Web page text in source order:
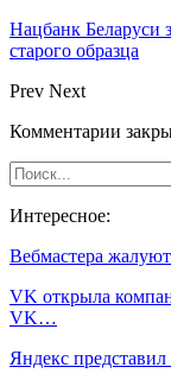
Нацбанк Беларуси
старого образца
Prev Next
Комментарии
Интересное:
Вебмастера
VK открыла
VK…
Яндекс